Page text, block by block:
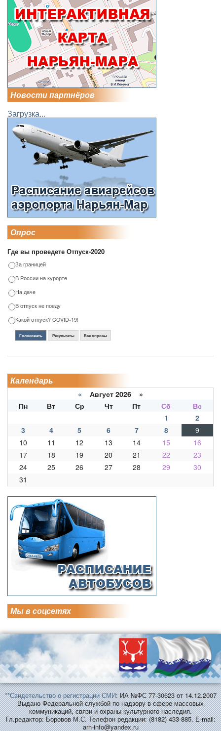
Новости партнёров
Загрузка...
Опрос
Где вы проведете Отпуск-2020
За границей
В России на курорте
На даче
В отпуск не поеду
Какой отпуск? COVID-19!
Голосовать Результаты Все опросы
Календарь
« Август 2026 »
Пн
Вт Ср Чт Пт Сб
Вс
1
2
3
4 5 6 7 8
9
10
11 12 13 14 15
16
17
18 19 20 21 22
23
24
25 26 27 28 29
30
31
Мы в соцсетях
**Свидетельство о регистрации СМИ: ИА №ФС 77-30623 от 14.12.2007
Выдано Федеральной службой по надзору в сфере массовых
коммуникаций, связи и охраны культурного наследия.
Гл.редактор: Боровов М.С. Телефон редакции: (8182) 433-885. E-mail:
arh-info@yandex.ru